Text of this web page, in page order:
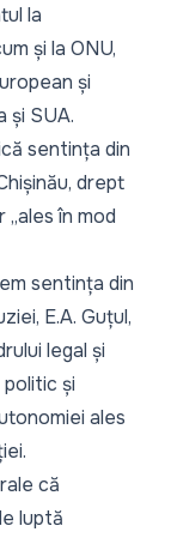
la
și la ONU,
și
și SUA.
sentința din
drept
„ales în mod
sentința din
E.A. Guțul,
legal și
și
ales
că
luptă